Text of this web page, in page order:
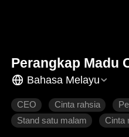
Perangkap Madu
Bahasa Melayu
CEO Cinta rahsia
Stand satu malam
Cinta